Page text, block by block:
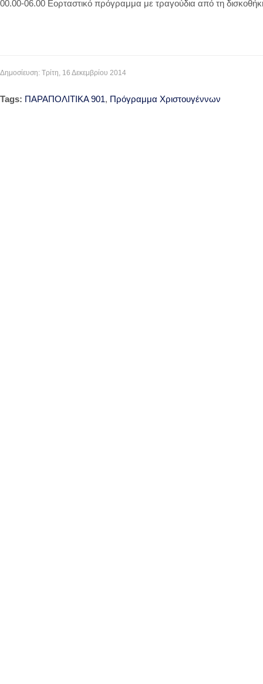
00.00-06.00 Εορταστικό πρόγραμμα με τραγούδια από τη
Δημοσίευση: Τρίτη, 16 Δεκεμβρίου 2014
Tags: ΠΑΡΑΠΟΛΙΤΙΚΑ 901, Πρόγραμμα Χριστουγέννων